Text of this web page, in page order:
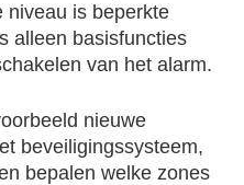
niveau is beperkte
alleen basisfuncties
van het alarm.
nieuwe
beveiligingssysteem,
bepalen welke zones